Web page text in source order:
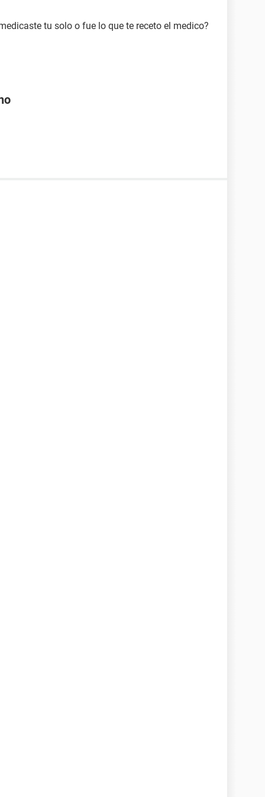
tu solo o fue lo que te receto el medico?